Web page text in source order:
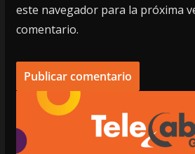
este navegador para la próxima
comentario.